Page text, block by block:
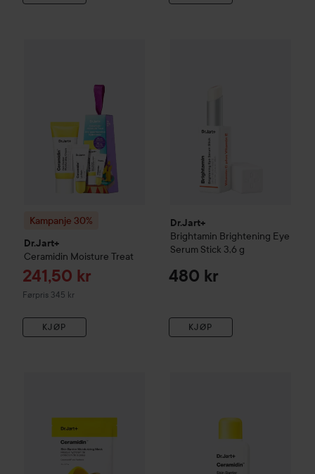
Kampanje 30%
Dr.Jart+
Ceramidin Moisture Treat
Tilbudspris
241,50 kr
Førpris 345 kr
Ordinarie pris 345 kr
KJØP
Dr.Jart+
Brightamin Brightening Eye
Serum Stick 3,6 g
480 kr
KJØP